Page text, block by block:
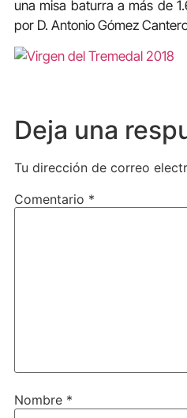
una misa baturra a más de
por D. Antonio Gómez
Deja una
Tu dirección de correo
Comentario *
Nombre *